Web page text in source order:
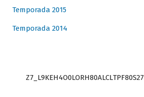
Temporada 2015
Temporada 2014
Z7_L9KEH4O0LORH80ALCLTPF80S27